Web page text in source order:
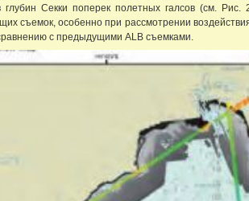
Секки поперек полетных галсов (см.
съемок, особенно при рассмотрении
с предыдущими ALB съемками.